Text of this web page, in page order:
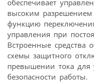
обеспечивает
высоким
функцию
управления при
Встроенные средства
схемы защитного
превышении тока для
безопасности работы.